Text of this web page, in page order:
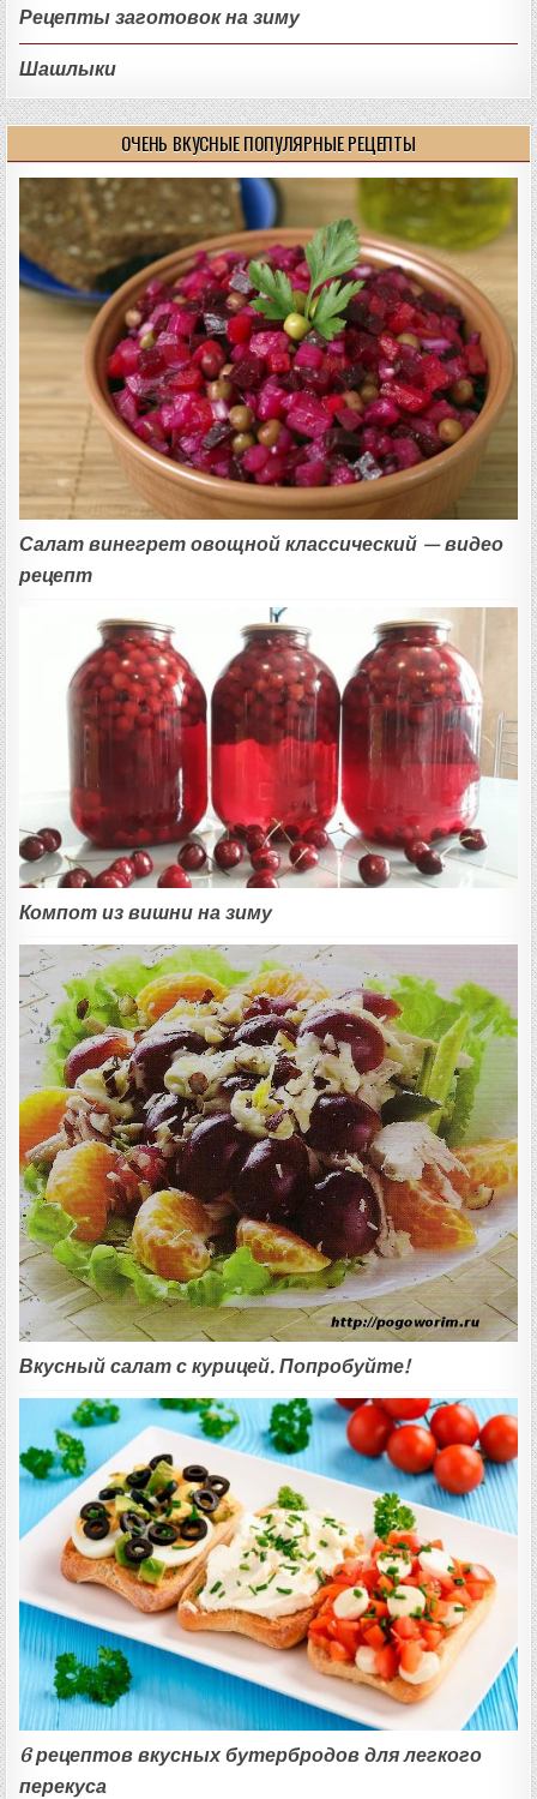
Рецепты заготовок на зиму
Шашлыки
ОЧЕНЬ ВКУСНЫЕ ПОПУЛЯРНЫЕ РЕЦЕПТЫ
Салат винегрет овощной классический — видео
рецепт
Компот из вишни на зиму
Вкусный салат с курицей. Попробуйте!
6 рецептов вкусных бутербродов для легкого
перекуса